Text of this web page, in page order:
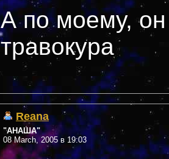
А по моему,
травокура
Reana
"АНАША"
08 March, 2005 в 19:03